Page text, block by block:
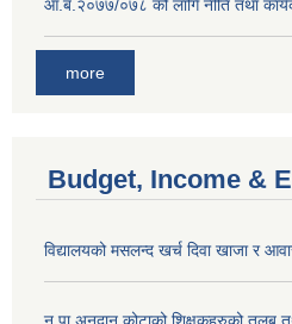
आ.ब.२०७७/०७८ को लागि नीति तथा
more
Budget, Income &
विद्यालयको मसलन्द खर्च दिवा खाजा र